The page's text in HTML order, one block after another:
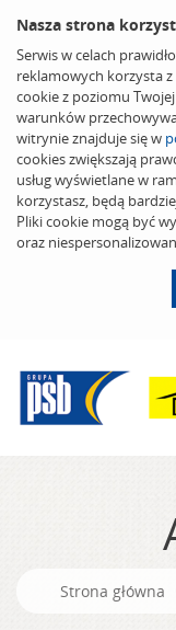
Nasza strona
Serwis w celach
reklamowych korzysta
cookie z poziomu
warunków
witrynie znajduje się w
cookies zwiększają
usług wyświetlane w
korzystasz, będą
Pliki cookie mogą być
oraz
Strona główna